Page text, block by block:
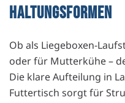
HALTUNGSFORMEN
Ob als Liegeboxen-
oder für Mutterkühe –
Die klare Aufteilung in
Futtertisch sorgt für